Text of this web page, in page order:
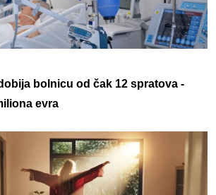
bolnicu od čak 12 spratova -
evra